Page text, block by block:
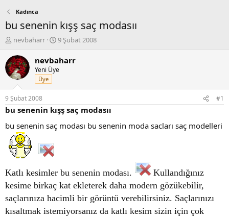
Kadınca
bu senenin kışş saç modasıı
K
n
b
u
y
u
b
a
l
a
t
a
nevbaharr
B
ş
l
ı
ç
a
9 Şubat 2008
nevbaharr
Yeni Üye
Üye
9 Şubat 2008 #1
bu senenin kışş saç modasıı
bu senenin saç modası bu senenin moda sacları saç modelleri
Katlı kesimler bu senenin modası.
Kullandığınız
kesime birkaç kat ekleterek daha modern gözükebilir,
saçlarınıza hacimli bir görüntü verebilirsiniz. Saçlarınızı
kısaltmak istemiyorsanız da katlı kesim sizin için çok